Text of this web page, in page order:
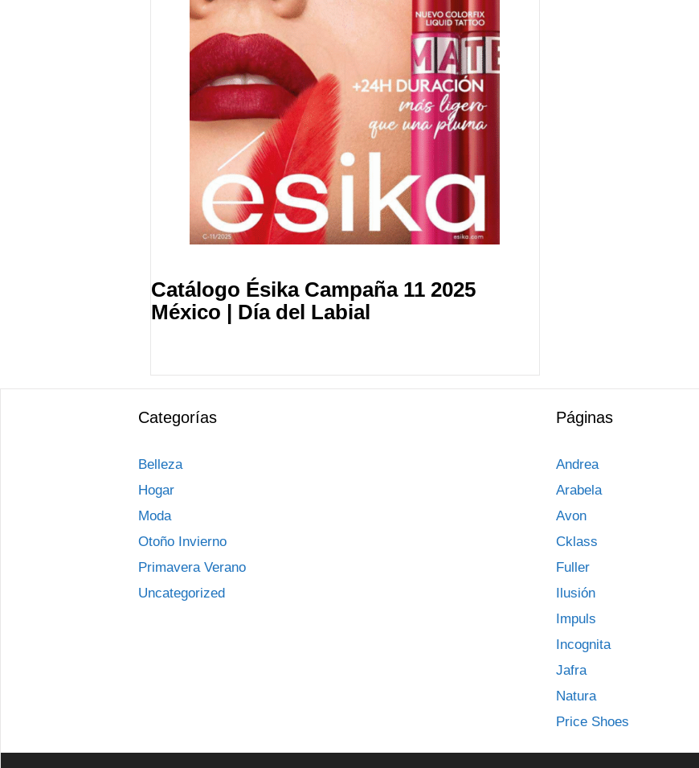
Catálogo Ésika Campaña 11 2025
México | Día del Labial
Categorías
Belleza
Hogar
Moda
Otoño Invierno
Primavera Verano
Uncategorized
Páginas
Andrea
Arabela
Avon
Cklass
Fuller
Ilusión
Impuls
Incognita
Jafra
Natura
Price Shoes